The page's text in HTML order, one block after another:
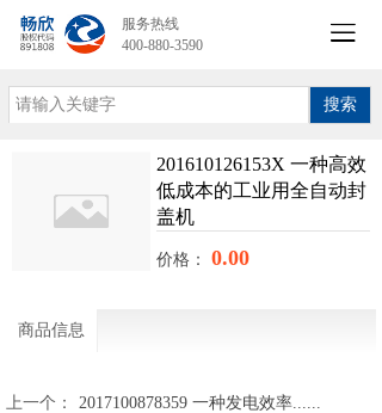
搜索
201610126153X 一种高效
低成本的工业用全自动封
盖机
价格： 0.00
商品信息
上一个：
2017100878359 一种发电效率......
服务热线
400-880-3590